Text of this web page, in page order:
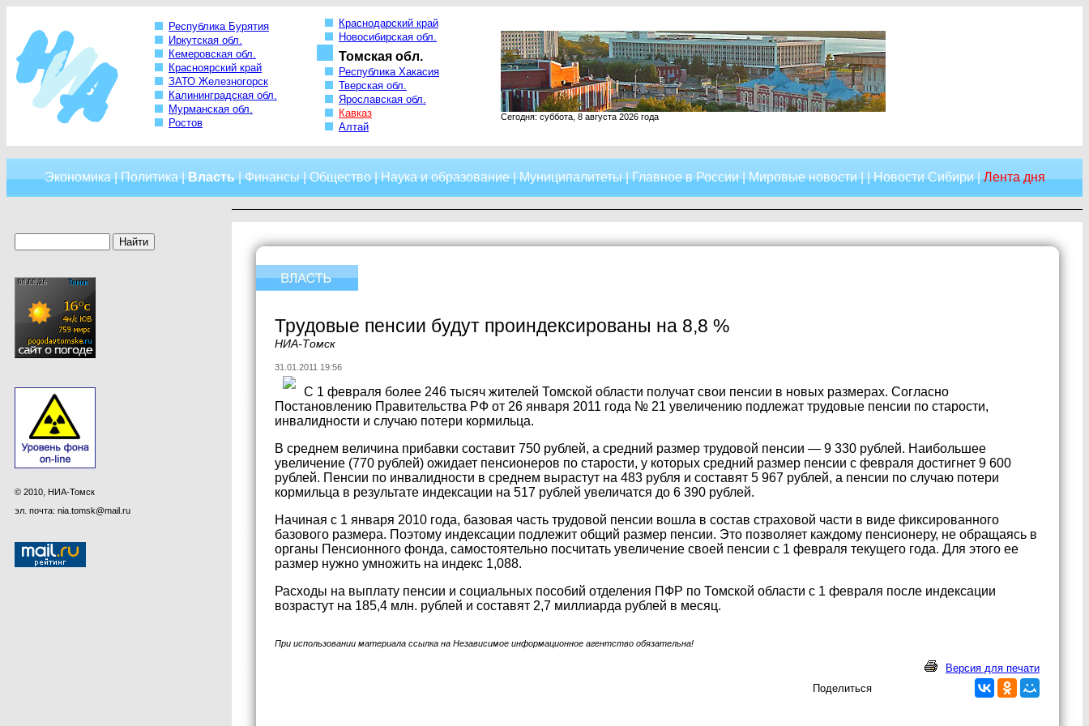
Республика Бурятия
Иркутская обл.
Кемеровская обл.
Красноярский край
ЗАТО Железногорск
Калининградская обл.
Мурманская обл.
Ростов
Краснодарский край
Новосибирская обл.
Томская обл.
Республика Хакасия
Тверская обл.
Ярославская обл.
Кавказ
Алтай
Сегодня: суббота, 8 августа 2026 года
Экономика|Политика|Власть|Финансы|Общество|Наука и образование|Муниципалитеты|Главное в России|Мировые новости| |Новости Сибири|Лента дня
© 2010, НИА-Томск
эл. почта: nia.tomsk@mail.ru
Трудовые пенсии будут проиндексированы на 8,8 %
НИА-Томск
31.01.2011 19:56
С 1 февраля более 246 тысяч жителей Томской области получат свои пенсии в новых размерах. Согласно
Постановлению Правительства РФ от 26 января 2011 года № 21 увеличению подлежат трудовые пенсии по старости,
инвалидности и случаю потери кормильца.
В среднем величина прибавки составит 750 рублей, а средний размер трудовой пенсии — 9 330 рублей. Наибольшее
увеличение (770 рублей) ожидает пенсионеров по старости, у которых средний размер пенсии с февраля достигнет 9 600
рублей. Пенсии по инвалидности в среднем вырастут на 483 рубля и составят 5 967 рублей, а пенсии по случаю потери
кормильца в результате индексации на 517 рублей увеличатся до 6 390 рублей.
Начиная с 1 января 2010 года, базовая часть трудовой пенсии вошла в состав страховой части в виде фиксированного
базового размера. Поэтому индексации подлежит общий размер пенсии. Это позволяет каждому пенсионеру, не обращаясь в
органы Пенсионного фонда, самостоятельно посчитать увеличение своей пенсии с 1 февраля текущего года. Для этого ее
размер нужно умножить на индекс 1,088.
Расходы на выплату пенсии и социальных пособий отделения ПФР по Томской области с 1 февраля после индексации
возрастут на 185,4 млн. рублей и составят 2,7 миллиарда рублей в месяц.
При использовании материала ссылка на Независимое информационное агентство обязательна!
Версия для печати
Поделиться